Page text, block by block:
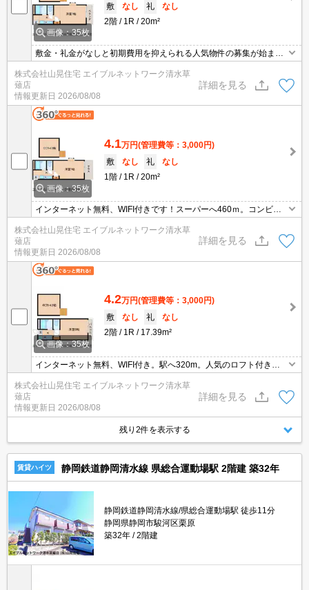
画像：35枚
敷
なし 礼
なし
2階
1R 20m²
敷金・礼金がなしと初期費用を抑えられる人気物件の募集が始まり
ターネットが無料。洋室が6帖・ロフトが4.5帖と広々空間。バスト
イレが別なので女性の方にも人気。スーパー・ドラックストア・コ
ンビニが徒歩圏内にあるので周辺環境も充実しています。エアコ
ン・照明付き。
株式会社山晃住宅 エイブルネットワーク清水草
薙店
情報更新日 2026/08/08
詳細を見る
画像：35枚
4.1万円(管理費等：3,000円)
敷
なし 礼
なし
1階
1R 20m²
インターネット無料、WIFI付きです！スーパーへ460ｍ。コンビニ
へ500mなので生活便利な立地です♪静岡県立大学まで自転車11分。
ロフト付なのも魅力です☆敷金礼金もなく初期費用も抑えることが
できますよ！お風呂とトイレが別のセパレートタイプのお部屋で
す。県総合運動場駅までも徒歩4分！
株式会社山晃住宅 エイブルネットワーク清水草
薙店
情報更新日 2026/08/08
詳細を見る
画像：35枚
4.2万円(管理費等：3,000円)
敷
なし 礼
なし
2階
1R 17.39m²
インターネット無料、WIFI付き。駅へ320m。人気のロフト付き。
コンビニへ470mですよ♪今回の空き部屋は2階の角部屋ですよ♪初期
費用もグッと抑えられて、見晴らしもいいので住み心地もとっても
よさそうですよ。ヤマダ電機までも460m♪国道一号線までも徒歩30
0ｍなので生活も便利ですよね♪
株式会社山晃住宅 エイブルネットワーク清水草
薙店
情報更新日 2026/08/08
詳細を見る
残り2件を表示する
賃貸ハイツ 静岡鉄道静岡清水線 県総合運動場駅 2階建 築32年
静岡鉄道静岡清水線/県総合運動場駅 徒歩11分
静岡県静岡市駿河区栗原
築32年
2階建